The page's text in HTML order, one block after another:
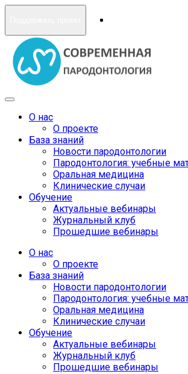
О нас
О проекте
База знаний
Новости пародонтологии
Пародонтология: учебные
Оральная медицина
Клинические случаи
Обучение
Актуальные вебинары
Журнальный клуб
Прошедшие вебинары
О нас
О проекте
База знаний
Новости пародонтологии
Пародонтология: учебные
Оральная медицина
Клинические случаи
Обучение
Актуальные вебинары
Журнальный клуб
Прошедшие вебинары